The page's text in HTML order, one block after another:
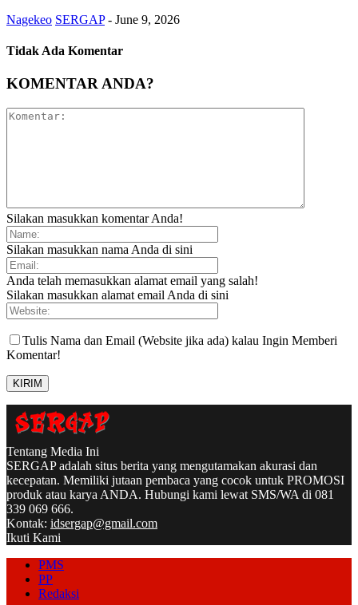
Nagekeo SERGAP - June 9, 2026
Tidak Ada Komentar
KOMENTAR ANDA?
Silakan masukkan komentar Anda!
Silakan masukkan nama Anda di sini
Anda telah memasukkan alamat email yang salah!
Silakan masukkan alamat email Anda di sini
Tulis Nama dan Email (Website jika ada) kalau Ingin Memberi
Komentar!
Tentang Media Ini
SERGAP adalah situs berita yang mengutamakan akurasi dan
kecepatan. Memiliki jutaan pembaca yang cocok untuk PROMOSI
produk atau karya ANDA. Hubungi kami lewat SMS/WA di 081
339 069 666.
Kontak: idsergap@gmail.com
Ikuti Kami
PMS
PP
Redaksi